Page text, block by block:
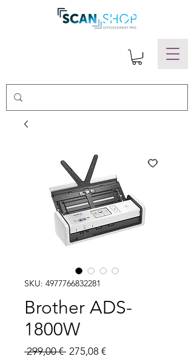
SKU: 4977766832281
Brother ADS-
1800W
299,00 € Precio
275,08 €Precio